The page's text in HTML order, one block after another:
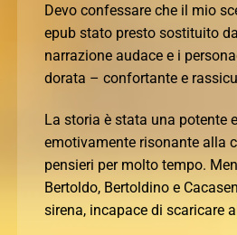
Devo confessare che il mio
epub stato presto sostituito
narrazione audace e i
dorata – confortante e
La storia è stata una potente
emotivamente risonante alla
pensieri per molto tempo.
Bertoldo, Bertoldino e
sirena, incapace di scaricare